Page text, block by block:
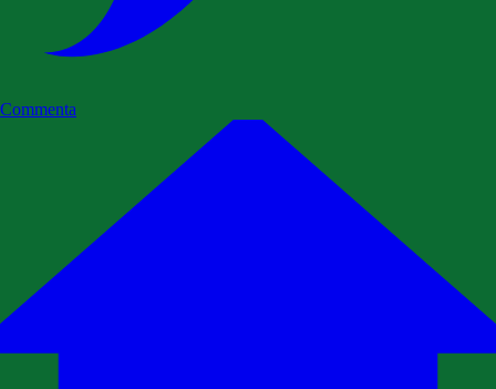
Commenta